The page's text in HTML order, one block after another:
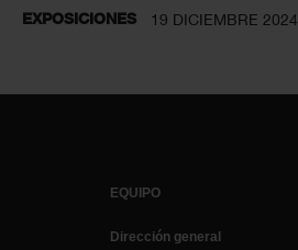
EXPOSICIONES 19 DICIEMBRE 2024
EQUIPO
Dirección general